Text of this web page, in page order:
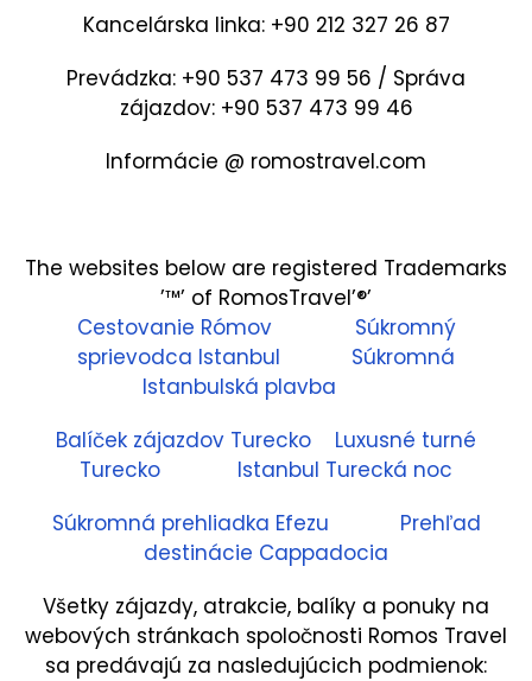
Kancelárska linka: +90 212 327 26 87
Prevádzka: +90 537 473 99 56 / Správa
zájazdov: +90 537 473 99 46
Informácie @ romostravel.com
The websites below are registered Trademarks
’™’ of RomosTravel’®’
Cestovanie Rómov
Súkromný
sprievodca Istanbul
Súkromná
Istanbulská plavba
Balíček zájazdov Turecko
Luxusné turné
Turecko
Istanbul Turecká noc
Súkromná prehliadka Efezu
Prehľad
destinácie Cappadocia
Všetky zájazdy, atrakcie, balíky a ponuky na
webových stránkach spoločnosti Romos Travel
sa predávajú za nasledujúcich podmienok: